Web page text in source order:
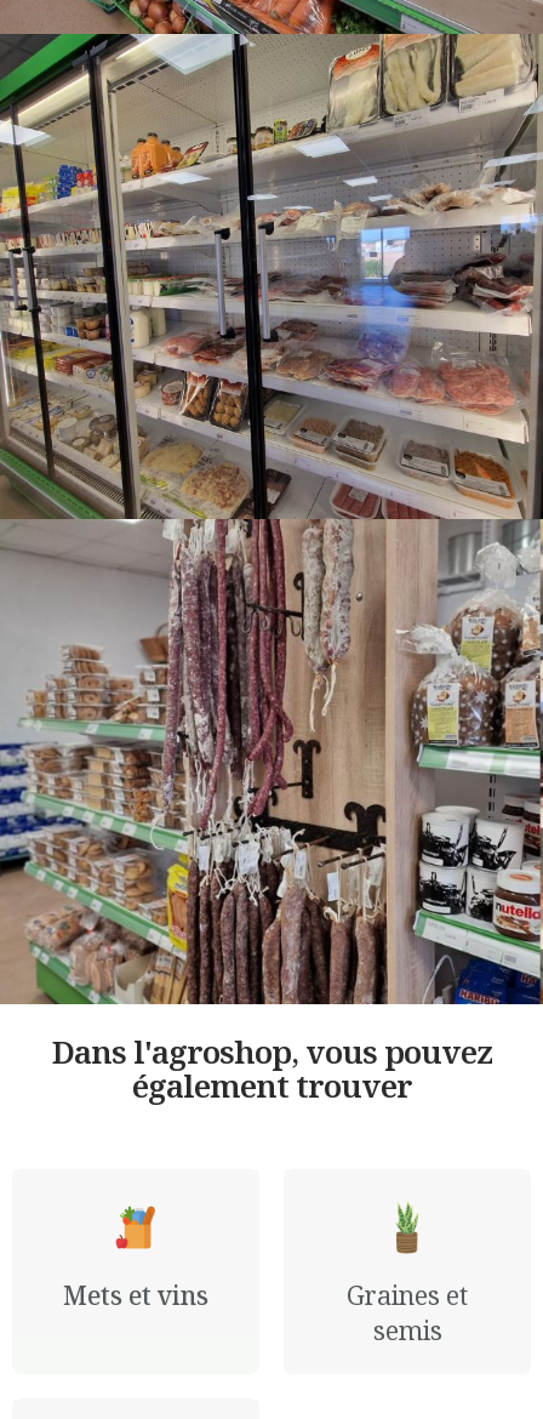
Dans l'agroshop, vous pouvez
également trouver
Mets et vins
Graines et
semis